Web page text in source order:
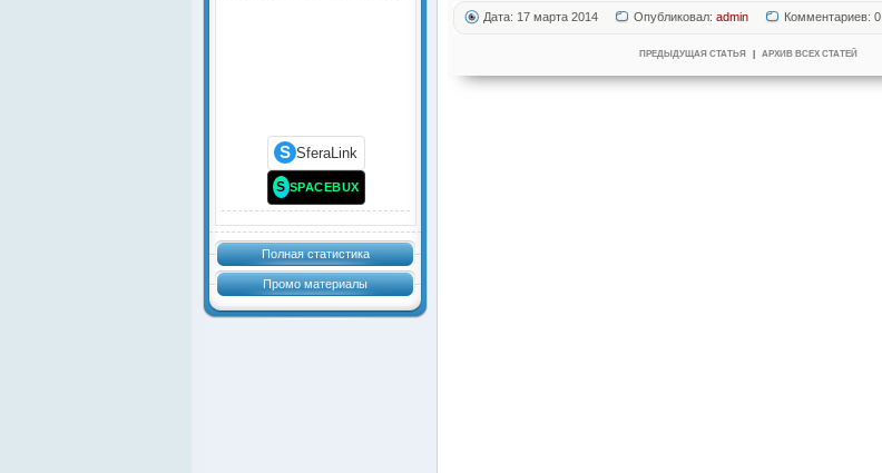
S SferaLink
S SPACEBUX
Полная статистика
Промо материалы
Дата: 17 марта 2014 Опубликовал: admin Комментариев: 0
ПРЕДЫДУЩАЯ СТАТЬЯ АРХИВ ВСЕХ СТАТЕЙ